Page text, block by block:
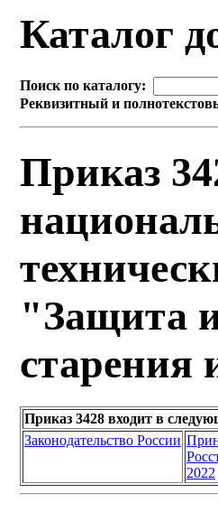
Каталог
Поиск по каталогу:
Реквизитный и
Приказ
"Защита
старения
Приказ 3428 входит в
Законодательство России
2022